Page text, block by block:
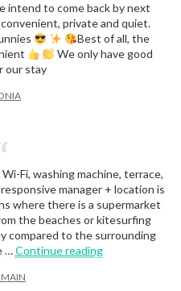
intend to come back by next
private and quiet.
Best of all, the
We only have good
our stay
Fi, washing machine, terrace,
manager + location is
where there is a supermarket
the beaches or kitesurfing
compared to the surrounding
…Continue reading“Romain”